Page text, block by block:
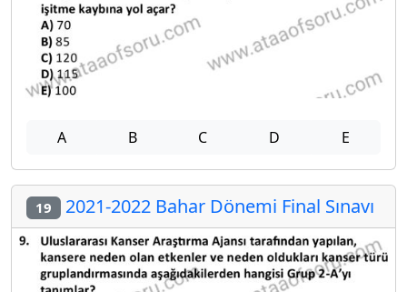
A B C D E
19 2021-2022 Bahar Dönemi Final Sınavı